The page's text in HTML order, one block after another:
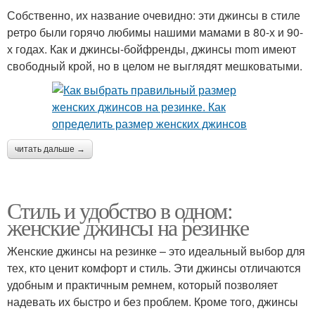
Собственно, их название очевидно: эти джинсы в стиле
ретро были горячо любимы нашими мамами в 80-х и 90-
х годах. Как и джинсы-бойфренды, джинсы mom имеют
свободный крой, но в целом не выглядят мешковатыми.
читать дальше →
Стиль и удобство в одном:
женские джинсы на резинке
Женские джинсы на резинке – это идеальный выбор для
тех, кто ценит комфорт и стиль. Эти джинсы отличаются
удобным и практичным ремнем, который позволяет
надевать их быстро и без проблем. Кроме того, джинсы